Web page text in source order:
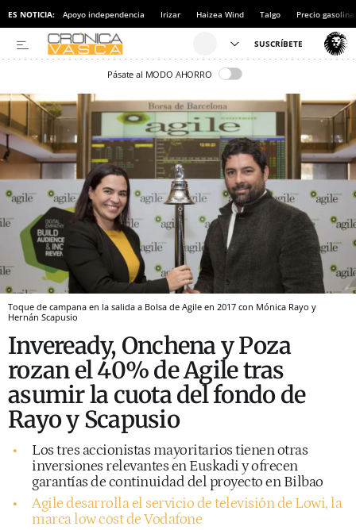
ES NOTICIA: Apoyo independencia Irizar Haizea Wind Talgo Precio gasolina
Pásate al MODO AHORRO
Toque de campana en la salida a Bolsa de Agile en 2017 con Mónica Rayo y
Hernán Scapusio
Inveready, Onchena y Poza
rozan el 40% de Agile tras
asumir la cuota del fondo de
Rayo y Scapusio
Los tres accionistas mayoritarios tienen otras
inversiones relevantes en Euskadi y ofrecen
garantías de continuidad del proyecto en Bilbao
Agile desarrolla el servicio de televisión de Lowi, la
marca low cost de Vodafone